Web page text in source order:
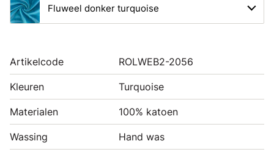
Fluweel donker turquoise
Artikelcode ROLWEB2-2056
Kleuren Turquoise
Materialen 100% katoen
Wassing Hand was